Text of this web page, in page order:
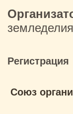
земледелия
Регистрация
Союз